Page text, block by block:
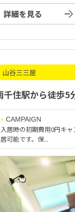
詳細を見る
山谷三三屋
千住駅から徒歩5
CAMPAIGN
入居時の初期費用0円キ
居可能です。保...